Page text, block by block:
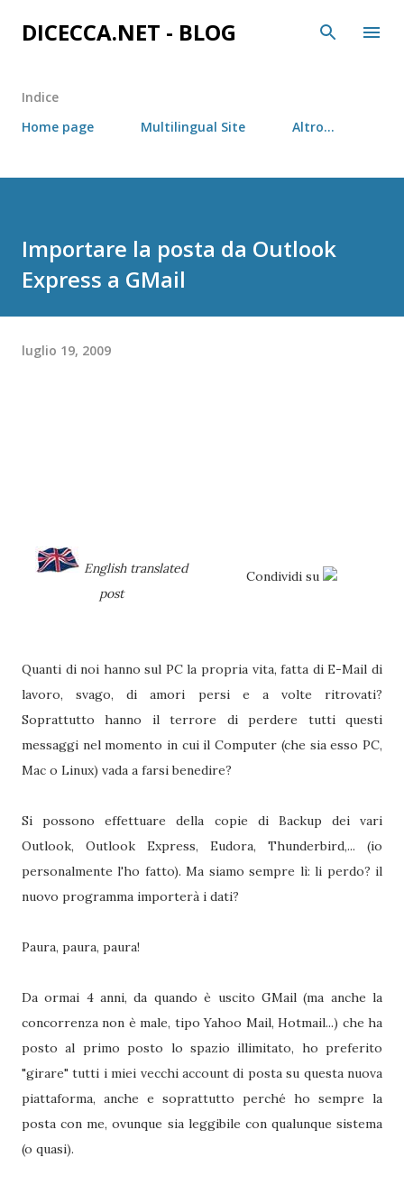
Passa ai contenuti principali
DICECCA.NET - BLOG
Indice
Home page
Multilingual Site Altro…
Importare la posta da Outlook
Express a GMail
luglio 19, 2009
English translated
post
Condividi su
Quanti di noi hanno sul PC la propria vita, fatta di E-Mail di
lavoro, svago, di amori persi e a volte ritrovati?
Soprattutto hanno il terrore di perdere tutti questi
messaggi nel momento in cui il Computer (che sia esso PC,
Mac o Linux) vada a farsi benedire?
Si possono effettuare della copie di Backup dei vari
Outlook, Outlook Express, Eudora, Thunderbird,... (io
personalmente l'ho fatto). Ma siamo sempre lì: li perdo? il
nuovo programma importerà i dati?
Paura, paura, paura!
Da ormai 4 anni, da quando è uscito GMail (ma anche la
concorrenza non è male, tipo Yahoo Mail, Hotmail...) che ha
posto al primo posto lo spazio illimitato, ho preferito
"girare" tutti i miei vecchi account di posta su questa nuova
piattaforma, anche e soprattutto perché ho sempre la
posta con me, ovunque sia leggibile con qualunque sistema
(o quasi).